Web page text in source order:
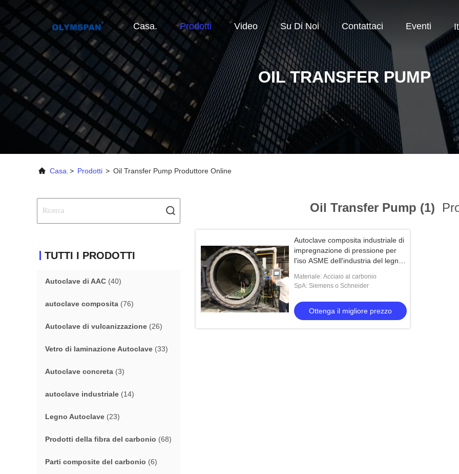
Casa. Prodotti Video Su Di Noi Contattaci Eventi
OIL TRANSFER PUMP
Casa. > Prodotti > Oil Transfer Pump Produttore Online
TUTTI I PRODOTTI
Autoclave di AAC (40)
autoclave composita (76)
Autoclave di vulcanizzazione (26)
Vetro di laminazione Autoclave (33)
Autoclave concreta (3)
autoclave industriale (14)
Legno Autoclave (23)
Prodotti della fibra del carbonio (68)
Parti composite del carbonio (6)
Oil Transfer Pump (1)
Autoclave composita industriale di
impregnazione di pressione per
l'iso ASME dell'industria del legno
Materiale: Acciaio al carbonio
SpA: Siemens o Schneider
Ottenga il migliore prezzo